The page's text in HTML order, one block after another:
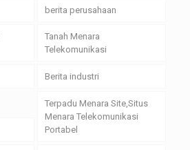
berita perusahaan
Tanah Menara
Telekomunikasi
Berita industri
Terpadu Menara Site,Situs
Menara Telekomunikasi
Portabel